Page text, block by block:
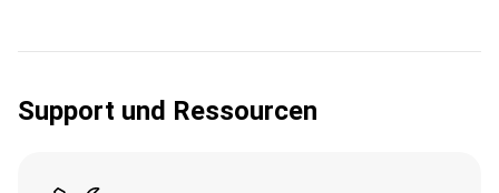
Support und Ressourcen